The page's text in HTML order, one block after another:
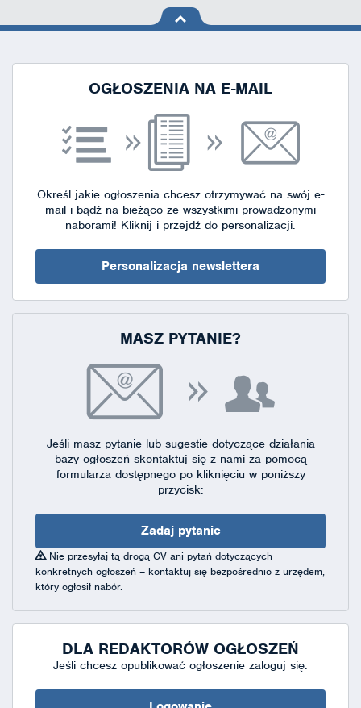
na górę
OGŁOSZENIA NA E-MAIL
Określ jakie ogłoszenia chcesz otrzymywać na swój e-
mail i bądź na bieżąco ze wszystkimi prowadzonymi
naborami! Kliknij i przejdź do personalizacji.
Personalizacja newslettera
MASZ PYTANIE?
Jeśli masz pytanie lub sugestie dotyczące działania
bazy ogłoszeń skontaktuj się z nami za pomocą
formularza dostępnegopo kliknięciu w poniższy
przycisk:
Zadaj pytanie
Nie przesyłaj tą drogą CV ani pytań dotyczących
konkretnych ogłoszeń – kontaktuj się bezpośrednio z urzędem,
który ogłosił nabór.
DLA REDAKTORÓW OGŁOSZEŃ
Jeśli chcesz opublikować ogłoszenie zaloguj się: